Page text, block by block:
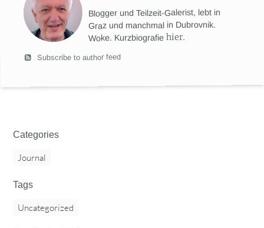
Blogger und Teilzeit-Galerist, lebt in
Graz und manchmal in Dubrovnik.
Woke. Kurzbiografiehier.
Subscribe to author feed
Categories
Journal
Tags
Uncategorized